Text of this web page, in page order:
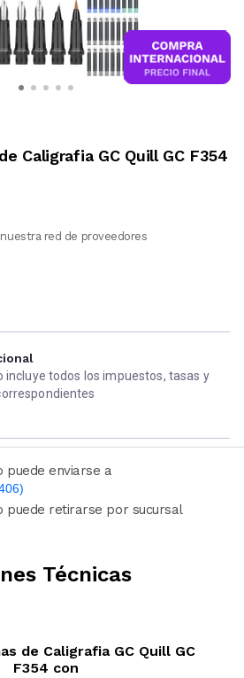
Caligrafia GC Quill GC F354
red de proveedores
incluye todos los impuestos, tasas y
puede enviarse a
(sólo números)
puede retirarse por sucursal
Técnicas
de Caligrafia GC Quill GC
F354 con